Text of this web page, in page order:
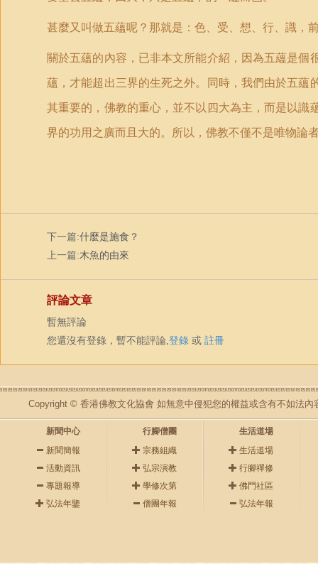
甚麼又叫做五蘊呢？那就是：色、受、想、行、識，
關於五蘊的內容，已非本文所能介紹，因為五蘊是
蘊，才能超出三界的生死之外。同時，我們由於五
其重要的，佛教的重心，並不以四大為主，而是以
界的功用之廣而且大的。所以，佛教不僅不是唯物論
下一篇:什麼是施食？
上一篇:木魚的由來
評論文章
暫無評論
您還沒有登錄，暫不能評論,登錄 或 註冊
Copyright © 香港佛教文化協會 如無意中侵犯您的權益或含有不如法內
新聞中心
新聞簡報
活動資訊
專題報導
弘法年鑒
行腳僧團
宗務組織
弘宗演教
學修次第
僧團年報
生活道場
生活道場
行腳禪修
佛門社區
弘法年報